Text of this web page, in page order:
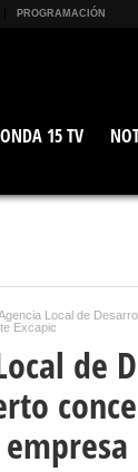
PROGRAMACIÓN
ONDA 15 TV
Local de
Excapic
de